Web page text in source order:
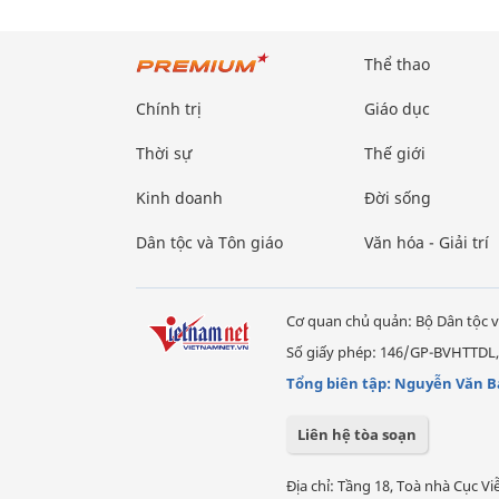
Chính trị
Thời sự
Kinh doanh
Dân tộc và Tôn giáo
Thể thao
Giáo dục
Thế giới
Đời sống
Văn hóa - Giải trí
Cơ quan chủ quản: Bộ Dân tộc
Số giấy phép: 146/GP-
Tổng biên tập: Nguyễn Văn
Liên hệ tòa soạn
Địa chỉ: Tầng 18, Toà nhà Cục